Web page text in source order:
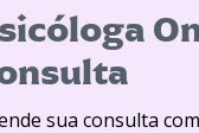
sua consulta